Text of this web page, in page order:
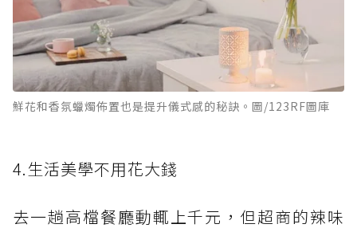
鮮花和香氛蠟燭佈置也是提升儀式感的秘訣。圖/123RF圖庫
4.生活美學不用花大錢
去一趟高檔餐廳動輒上千元，但超商的辣味